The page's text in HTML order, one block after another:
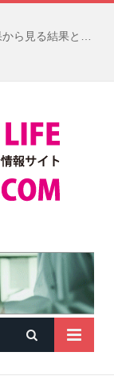
薄毛を止めたい人必見！WEBアンケート結果から見る結果と対策